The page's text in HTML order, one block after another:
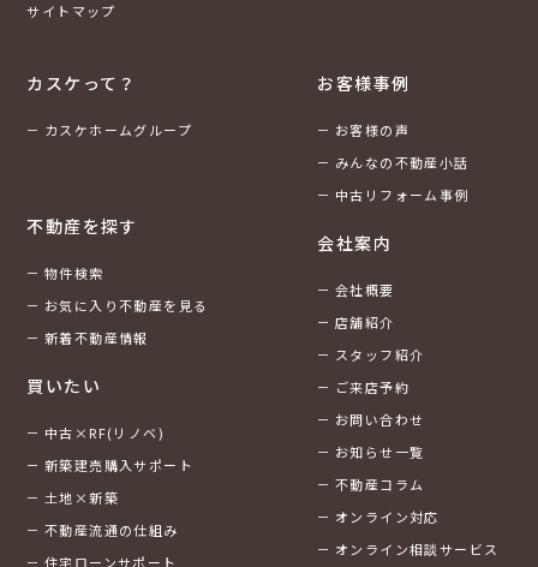
サイトマップ
カスケって？
カスケホームグループ
不動産を探す
物件検索
お気に入り不動産を見る
新着不動産情報
買いたい
中古×RF(リノベ)
新築建売購入サポート
土地×新築
不動産流通の仕組み
住宅ローンサポート
お客様事例
お客様の声
みんなの不動産小話
中古リフォーム事例
会社案内
会社概要
店舗紹介
スタッフ紹介
ご来店予約
お問い合わせ
お知らせ一覧
不動産コラム
オンライン対応
オンライン相談サービス